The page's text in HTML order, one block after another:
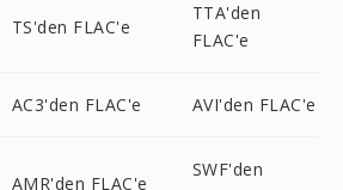
TS'den FLAC'e
TTA'den
FLAC'e
AC3'den FLAC'e AVI'den FLAC'e
AMR'den FLAC'e
SWF'den